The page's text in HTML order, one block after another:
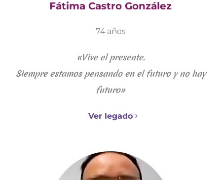
Fátima Castro González
74 años
«Vive el presente.
Siempre estamos pensando en el futuro y no hay
futuro»
Ver legado